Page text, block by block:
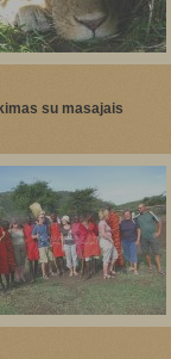
su masajais